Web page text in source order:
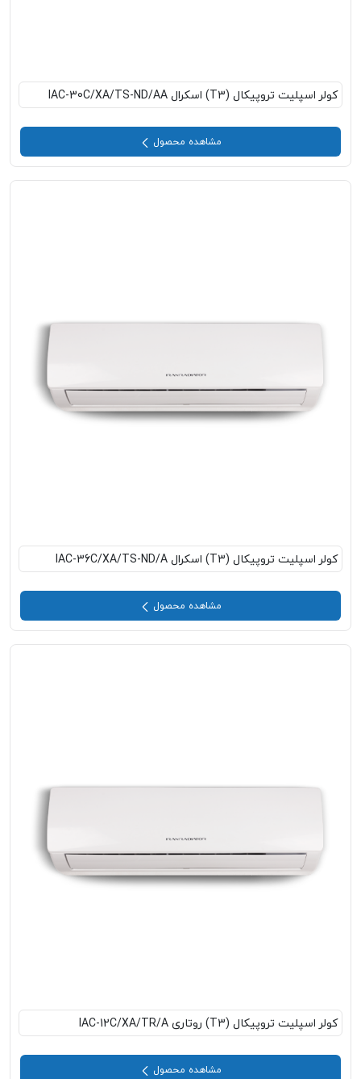
کولر اسپلیت تروپیکال (T3) اسکرال IAC-30C/XA/TS-ND/AA
مشاهده محصول
کولر اسپلیت تروپیکال (T3) اسکرال IAC-36C/XA/TS-ND/A
مشاهده محصول
کولر اسپلیت تروپیکال (T3) روتاری IAC-12C/XA/TR/A
مشاهده محصول